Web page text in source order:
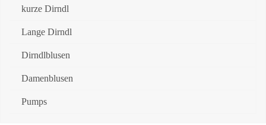
kurze Dirndl
Lange Dirndl
Dirndlblusen
Damenblusen
Pumps